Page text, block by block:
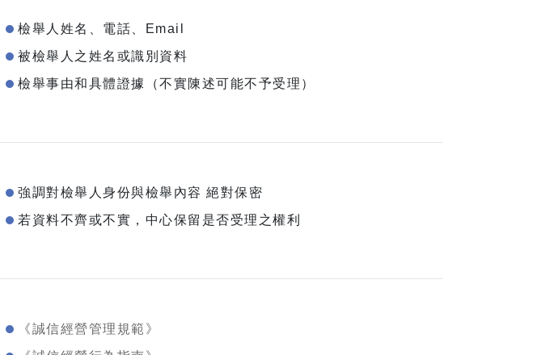
檢舉人姓名、電話、Email
被檢舉人之姓名或識別資料
檢舉事由和具體證據（不實陳述可能不予受理）
強調對檢舉人身份與檢舉內容 絕對保密
若資料不齊或不實，中心保留是否受理之權利
《誠信經營管理規範》